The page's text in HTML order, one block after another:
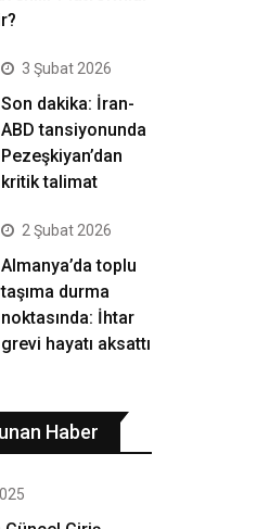
3 Şubat 2026
Son dakika: İran-
ABD tansiyonunda
Pezeşkiyan’dan
kritik talimat
2 Şubat 2026
Almanya’da toplu
taşıma durma
noktasında: İhtar
grevi hayatı aksattı
Haber